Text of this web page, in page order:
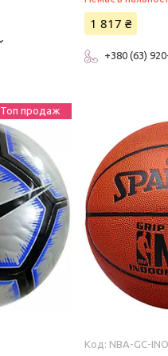
1 817 ₴
+380 (63)
Топ продаж
NBA-GC-